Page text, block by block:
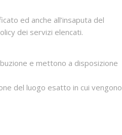
ed anche all’insaputa del
dei servizi elencati.
e mettono a disposizione
del luogo esatto in cui vengono